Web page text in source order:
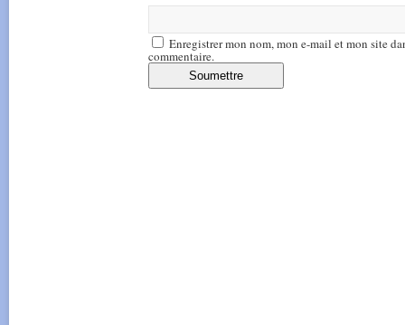
Enregistrer mon nom, mon e-mail et mon site
commentaire.